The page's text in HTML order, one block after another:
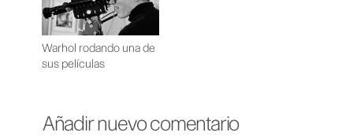
Warhol rodando una de
sus películas
Añadir nuevo comentario